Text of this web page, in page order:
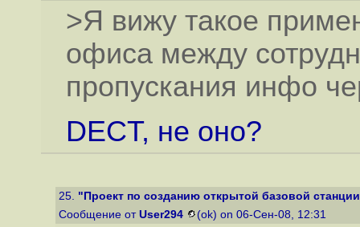
>Я вижу такое
офиса между
пропускания инфо
DECT, не оно?
25. "Проект по созданию открытой базовой
Сообщение от User294 (ok) on 06-Сен-08, 12:31